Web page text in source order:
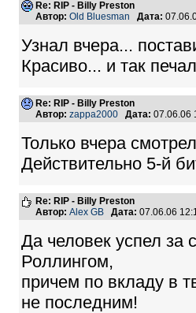
Re: RIP - Billy Preston
Автор: Old Bluesman Дата:
Узнал вчера...
Красиво... и так
Re: RIP - Billy Preston
Автор: zappa2000 Дата:
Только вчера
Действительно 5-й
Re: RIP - Billy Preston
Автор: Alex GB Дата: 07.06.06
Да человек успел
Роллингом,
причем по вкладу в
не последним!